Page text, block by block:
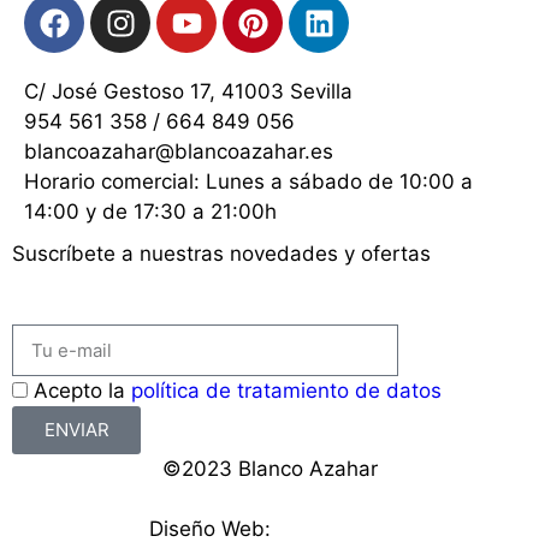
C/ José Gestoso 17, 41003 Sevilla
954 561 358 / 664 849 056
blancoazahar@blancoazahar.es
Horario comercial: Lunes a sábado de 10:00 a
14:00 y de 17:30 a 21:00h
Suscríbete a nuestras novedades y ofertas
Acepto la política de tratamiento de datos
ENVIAR
©2023 Blanco Azahar
Diseño Web: